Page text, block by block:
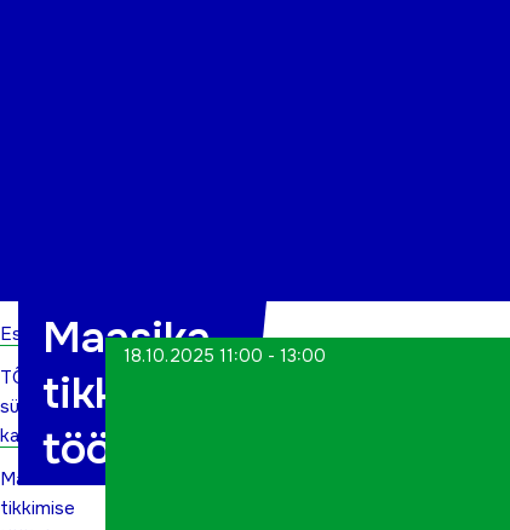
Esileht
TÕN
sündmuste
kalender
Maasika
tikkimise
Maasika
tikkimise
töötuba
18.10.2025 11:00 - 13:00